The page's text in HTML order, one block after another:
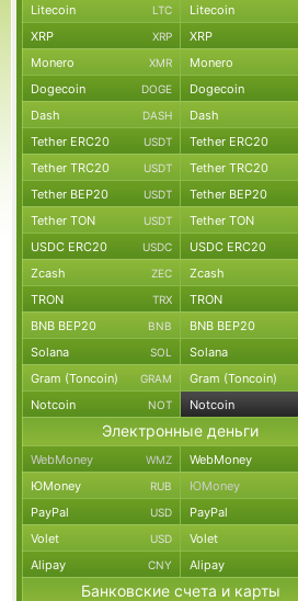
Litecoin LTC Litecoin
XRP XRP XRP
Monero XMR Monero
Dogecoin DOGE Dogecoin
Dash DASH Dash
Tether ERC20 USDT Tether ERC20
Tether TRC20 USDT Tether TRC20
Tether BEP20 USDT Tether BEP20
Tether TON USDT Tether TON
USDC ERC20 USDC USDC ERC20
Zcash ZEC Zcash
TRON TRX TRON
BNB BEP20 BNB BNB BEP20
Solana SOL Solana
Gram (Toncoin) GRAM Gram (Toncoin)
Notcoin NOT Notcoin
Электронные деньги
WebMoney WMZ WebMoney
ЮMoney RUB ЮMoney
PayPal USD PayPal
Volet USD Volet
Alipay CNY Alipay
Банковские счета и карты